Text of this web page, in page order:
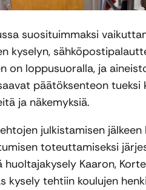
suosituimmaksi
kyselyn,
on loppusuoralla, ja
päätöksenteon
ja näkemyksiä.
julkistamisen
toteuttamiseksi
Kaaron,
kysely tehtiin koulujen